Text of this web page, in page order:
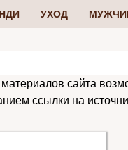
УХОД
сайта
ссылки на